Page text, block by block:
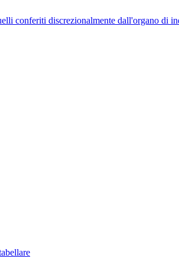
conferiti discrezionalmente dall'organo di